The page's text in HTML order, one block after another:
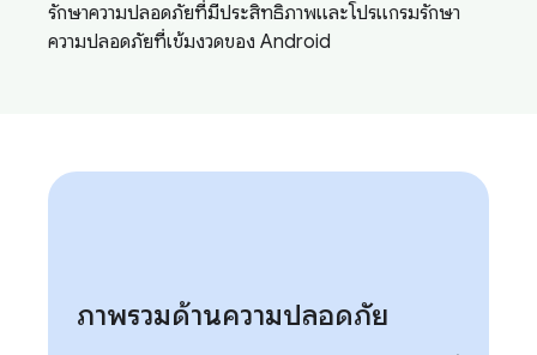
รักษาความปลอดภัยที่มีประสิทธิภาพและโปรแกรมรักษา
ความปลอดภัยที่เข้มงวดของ Android
ภาพรวมด้านความปลอดภัย